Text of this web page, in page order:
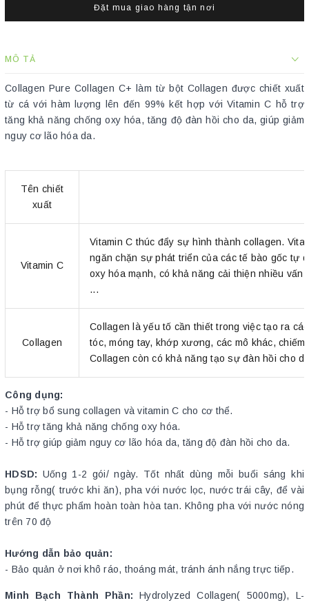
Đặt mua giao hàng tận nơi
MÔ TẢ
Collagen Pure Collagen C+ làm từ bột Collagen được chiết xuất
từ cá với hàm lượng lên đến 99% kết hợp với Vitamin C hỗ trợ
tăng khả năng chống oxy hóa, tăng độ đàn hồi cho da, giúp giảm
nguy cơ lão hóa da.
Tên chiết
xuất
Vitamin C
Vitamin C thúc đẩy sự hình thành collagen.
ngăn chặn sự phát triển của các tế bào gốc tự
oxy hóa mạnh, có khả năng cải thiện nhiều
...
Collagen
Collagen là yếu tố cần thiết trong việc tạo ra
tóc, móng tay, khớp xương, các mô khác,
Collagen còn có khả năng tạo sự đàn hồi cho
Công dụng:
- Hỗ trợ bổ sung collagen và vitamin C cho cơ thể.
- Hỗ trợ tăng khả năng chống oxy hóa.
- Hỗ trợ giúp giảm nguy cơ lão hóa da, tăng độ đàn hồi cho da.
HDSD: Uống 1-2 gói/ ngày. Tốt nhất dùng mỗi buổi sáng khi
bụng rỗng( trước khi ăn), pha với nước lọc, nước trái cây, để vài
phút để thực phẩm hoàn toàn hòa tan. Không pha với nước nóng
trên 70 độ
Hướng dẫn bảo quản:
- Bảo quản ở nơi khô ráo, thoáng mát, tránh ánh nắng trực tiếp.
Minh Bạch Thành Phần:Hydrolyzed Collagen( 5000mg), L-